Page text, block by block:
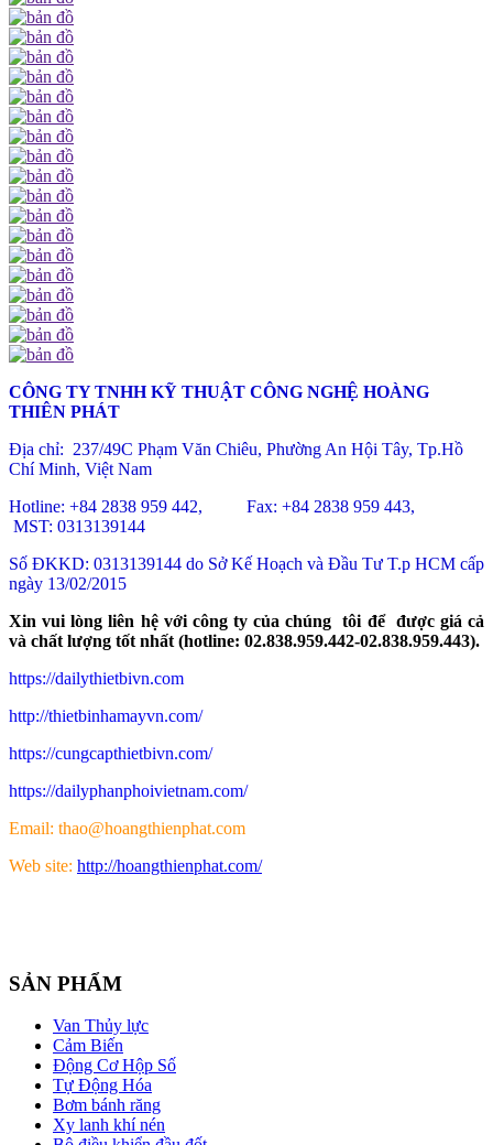
CÔNG TY TNHH KỸ THUẬT CÔNG NGHỆ HOÀNG
THIÊN PHÁT
Địa chỉ: 237/49C Phạm Văn Chiêu, Phường An Hội Tây, Tp.Hồ
Chí Minh, Việt Nam
Hotline: +84 2838 959 442, Fax: +84 2838 959 443,
MST: 0313139144
Số ĐKKD: 0313139144 do Sở Kế Hoạch và Đầu Tư T.p HCM cấp
ngày 13/02/2015
Xin vui lòng liên hệ với công ty của chúng tôi để được giá cả
và chất lượng tốt nhất (hotline: 02.838.959.442-02.838.959.443).
https://dailythietbivn.com
http://thietbinhamayvn.com/
https://cungcapthietbivn.com/
https://dailyphanphoivietnam.com/
Email: thao@hoangthienphat.com
Web site: http://hoangthienphat.com/
SẢN PHẨM
Van Thủy lực
Cảm Biến
Động Cơ Hộp Số
Tự Động Hóa
Bơm bánh răng
Xy lanh khí nén